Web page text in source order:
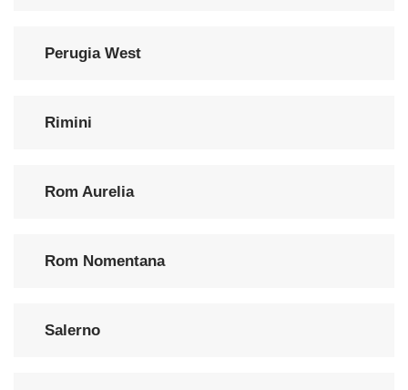
Perugia West
Rimini
Rom Aurelia
Rom Nomentana
Salerno